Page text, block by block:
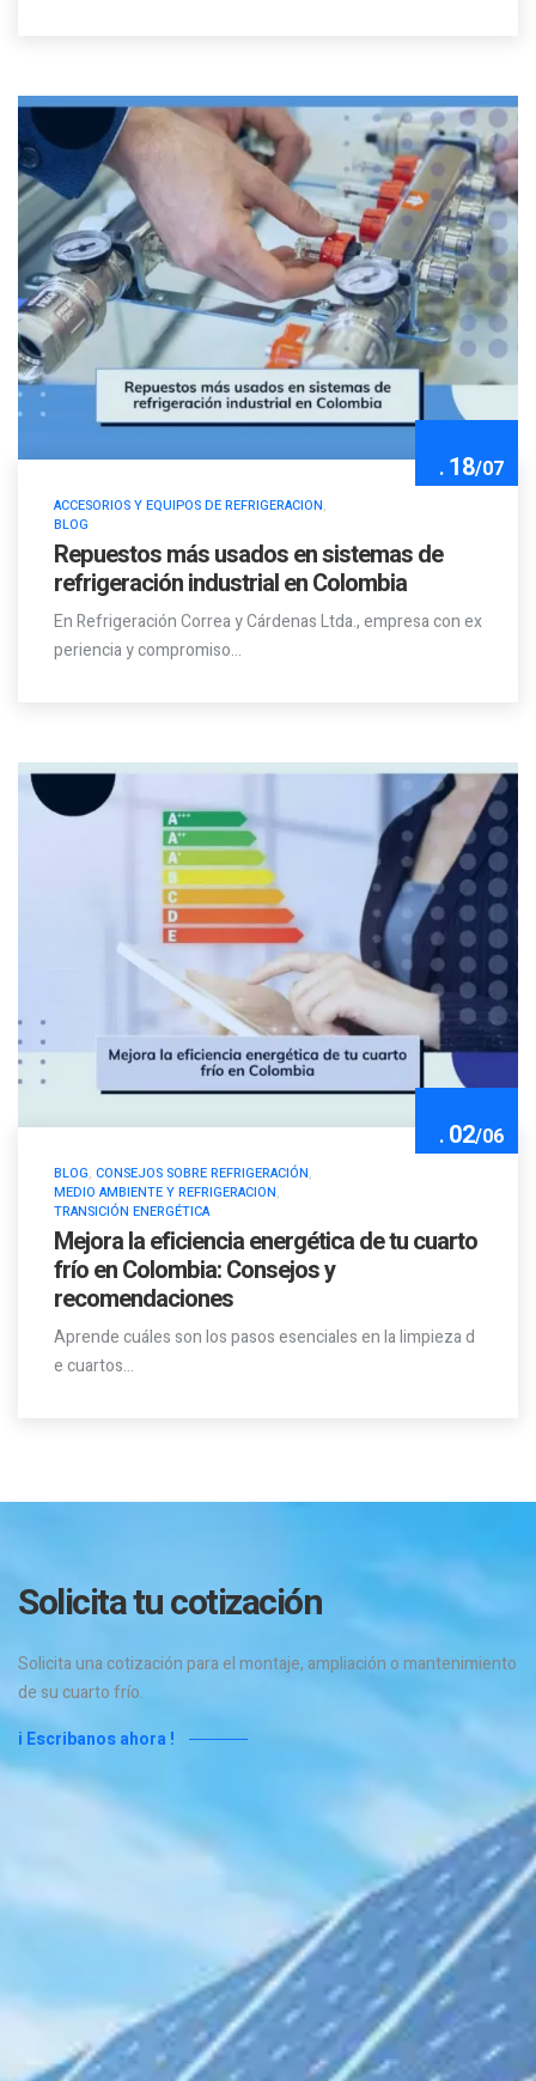
. 18/07
ACCESORIOS Y EQUIPOS DE REFRIGERACION,
BLOG
Repuestos más usados en sistemas de
refrigeración industrial en Colombia
En Refrigeración Correa y Cárdenas Ltda., empresa con ex
periencia y compromiso…
. 02/06
BLOG, CONSEJOS SOBRE REFRIGERACIÓN,
MEDIO AMBIENTE Y REFRIGERACION,
TRANSICIÓN ENERGÉTICA
Mejora la eficiencia energética de tu cuarto
frío en Colombia: Consejos y
recomendaciones
Aprende cuáles son los pasos esenciales en la limpieza d
e cuartos…
Solicita tu cotización
Solicita una cotización para el montaje, ampliación o mantenimiento
de su cuarto frío.
i Escribanos ahora !